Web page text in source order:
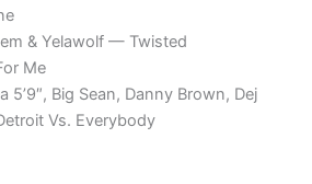
& Yelawolf — Twisted
Me
5’9″, Big Sean, Danny Brown, Dej
Vs. Everybody